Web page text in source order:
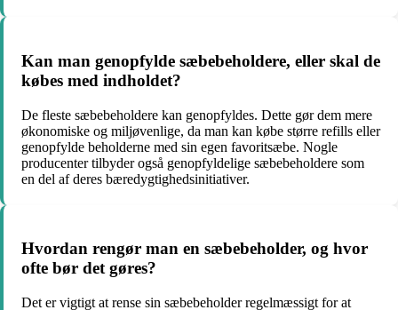
Kan man genopfylde sæbebeholdere, eller skal de
købes med indholdet?
De fleste sæbebeholdere kan genopfyldes. Dette gør dem mere
økonomiske og miljøvenlige, da man kan købe større refills eller
genopfylde beholderne med sin egen favoritsæbe. Nogle
producenter tilbyder også genopfyldelige sæbebeholdere som
en del af deres bæredygtighedsinitiativer.
Hvordan rengør man en sæbebeholder, og hvor
ofte bør det gøres?
Det er vigtigt at rense sin sæbebeholder regelmæssigt for at